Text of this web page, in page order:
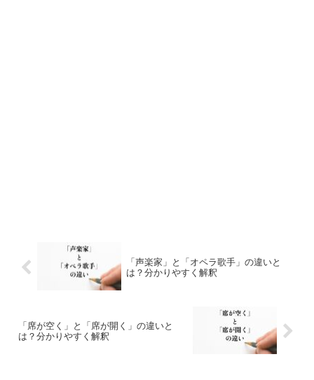
「声楽家」と「オペラ歌手」の違いと
は？分かりやすく解釈
「席が空く」と「席が開く」の違いと
は？分かりやすく解釈